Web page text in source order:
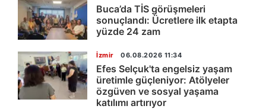
Buca’da TİS görüşmeleri
sonuçlandı: Ücretlere ilk etapta
yüzde 24 zam
İzmir 06.08.2026 11:34
Efes Selçuk'ta engelsiz yaşam
üretimle güçleniyor: Atölyeler
özgüven ve sosyal yaşama
katılımı artırıyor